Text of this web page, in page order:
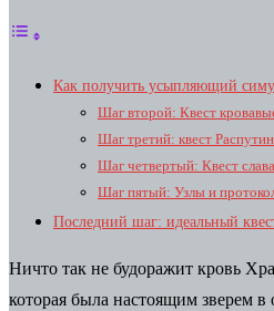
Как получить усыпляющий
Шаг второй: Квест
Шаг третий: квест
Шаг четвертый: Квест
Шаг пятый: Узлы и
Последний шаг: идеальный
Ничто так не будоражит кровь
которая была настоящим зверем